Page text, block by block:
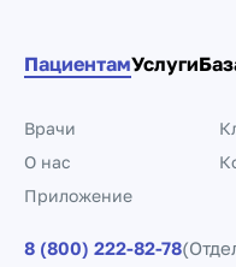
ПациентамУслуги
Врачи
О нас
Приложение
8 (800) 222-82-78